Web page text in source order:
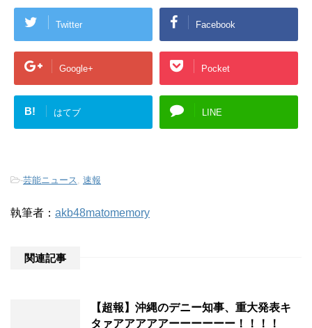
Twitter Facebook
Google+ Pocket
B! はてブ LINE
-芸能ニュース, 速報
執筆者： akb48matomemory
関連記事
【超報】沖縄のデニー知事、重大発表キ
タァアアアアアーーーーーー！！！！